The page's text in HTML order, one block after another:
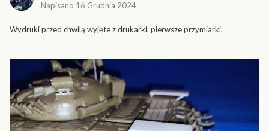
Napisano 16 Grudnia 2024
Wydruki przed chwilą wyjęte z drukarki, pierwsze przymiarki.